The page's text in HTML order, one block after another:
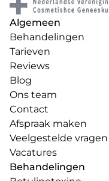
Algemeen
Behandelingen
Tarieven
Reviews
Blog
Ons team
Contact
Afspraak maken
Veelgestelde vragen
Vacatures
Behandelingen